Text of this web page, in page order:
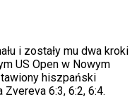
i zostały mu dwa kroki
US Open w Nowym
hiszpański
6:3, 6:2, 6:4.